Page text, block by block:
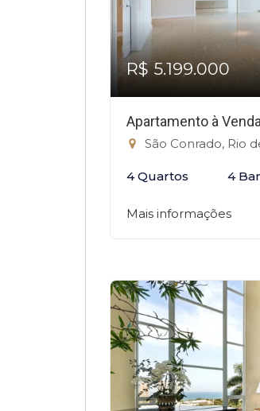
R$ 5.199.000
Apartamento à
São Conrado, Rio
4 Quartos 4
Mais informações